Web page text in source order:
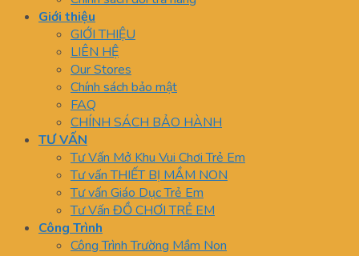
Giới thiệu
GIỚI THIỆU
LIÊN HỆ
Our Stores
Chính sách bảo mật
FAQ
CHÍNH SÁCH BẢO HÀNH
TƯ VẤN
Tư Vấn Mở Khu Vui Chơi Trẻ Em
Tư vấn THIẾT BỊ MẦM NON
Tư vấn Giáo Dục Trẻ Em
Tư Vấn ĐỒ CHƠI TRẺ EM
Công Trình
Công Trình Trường Mầm Non